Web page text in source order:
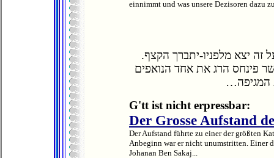
einnimmt und was unsere Dezisoren dazu
זה יצא מלפניו-יתברך הקצף.
פינחס הרג את אחד הנואפים
המגיפה…
G'tt ist nicht erpressbar:
Der Grosse Aufstand
Der Aufstand führte zu einer der größten
Anbeginn war er nicht unumstritten. Einer
Johanan Ben Sakaj...